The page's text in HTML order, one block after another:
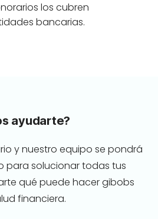
los cubren
bancarias.
ayudarte?
y nuestro equipo se pondrá
solucionar todas tus
qué puede hacer gibobs
financiera.